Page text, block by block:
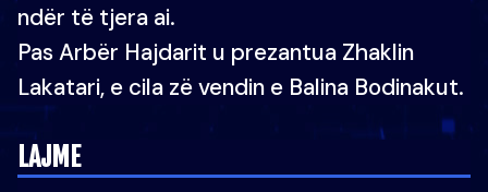
ndër të tjera ai.
Pas Arbër Hajdarit u prezantua Zhaklin
Lakatari, e cila zë vendin e Balina Bodinakut.
LAJME